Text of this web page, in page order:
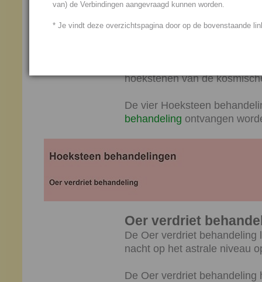
niveau en een
Samen vormen deze vier
hoekstenen van de
De vier Hoeksteen
behandeling ontvangen
Oer verdriet
De Oer verdriet behandeling
nacht op het astrale niveau
De Oer verdriet behandeling
van) de Verbindingen aangevraagd kunnen worden.
* Je vindt deze overzichtspagina door op de bovenstaande